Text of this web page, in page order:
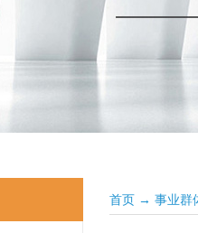
首页 → 事业群